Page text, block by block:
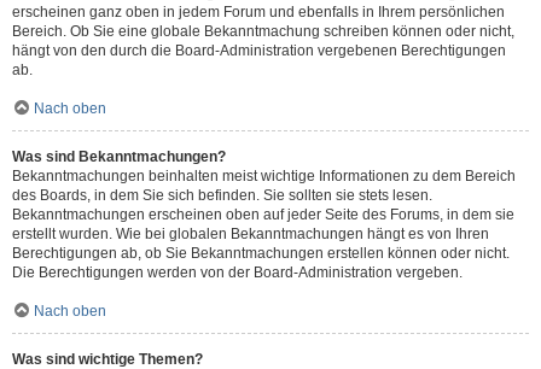
erscheinen ganz oben in jedem Forum und ebenfalls in Ihrem persönlichen
Bereich. Ob Sie eine globale Bekanntmachung schreiben können oder nicht,
hängt von den durch die Board-Administration vergebenen Berechtigungen
ab.
Nach oben
Was sind Bekanntmachungen?
Bekanntmachungen beinhalten meist wichtige Informationen zu dem Bereich
des Boards, in dem Sie sich befinden. Sie sollten sie stets lesen.
Bekanntmachungen erscheinen oben auf jeder Seite des Forums, in dem sie
erstellt wurden. Wie bei globalen Bekanntmachungen hängt es von Ihren
Berechtigungen ab, ob Sie Bekanntmachungen erstellen können oder nicht.
Die Berechtigungen werden von der Board-Administration vergeben.
Nach oben
Was sind wichtige Themen?